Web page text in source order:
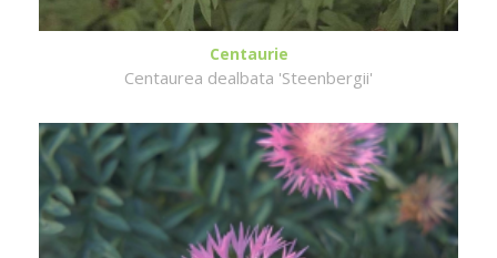
Centaurie
Centaurea dealbata 'Steenbergii'